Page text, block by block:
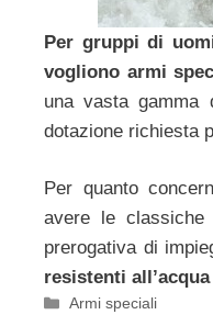
Per gruppi di
vogliono armi
una vasta
dotazione richiesta
Per quanto
avere le
prerogativa di
resistenti
Categorie
Armi speciali